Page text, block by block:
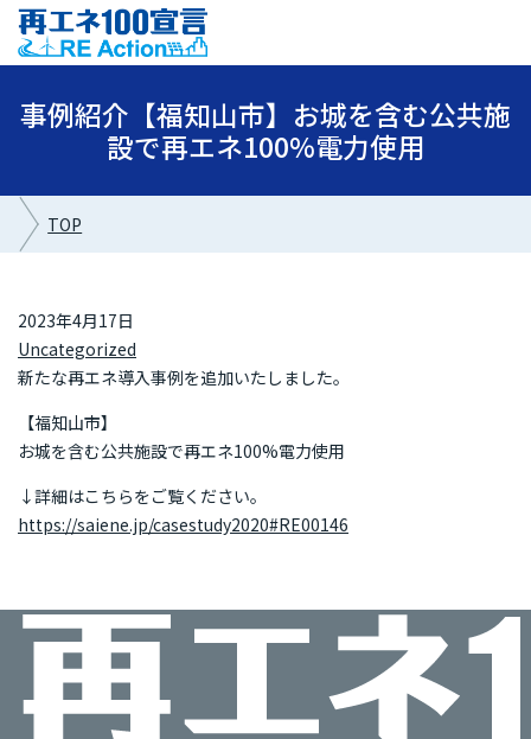
事例紹介【福知山市】お城を含む公共施
設で再エネ100%電力使用
TOP
2023年4月17日
Uncategorized
新たな再エネ導入事例を追加いたしました。
【福知山市】
お城を含む公共施設で再エネ100%電力使用
↓詳細はこちらをご覧ください。
https://saiene.jp/casestudy2020#RE00146